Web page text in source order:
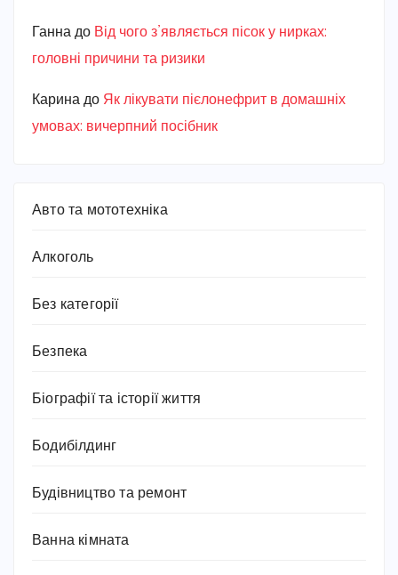
Ганна до Від чого з’являється пісок у нирках:
головні причини та ризики
Карина до Як лікувати пієлонефрит в домашніх
умовах: вичерпний посібник
Авто та мототехніка
Алкоголь
Без категорії
Безпека
Біографії та історії життя
Бодибілдинг
Будівництво та ремонт
Ванна кімната